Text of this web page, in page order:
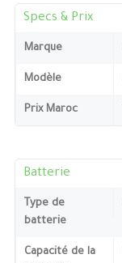
Specs & Prix
Marque
Modèle
Prix Maroc
Batterie
Type de
batterie
Capacité de la